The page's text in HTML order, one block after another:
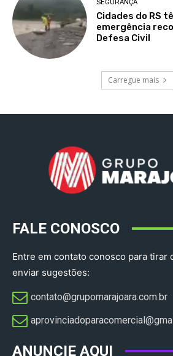
SEGURANÇA
Cidades do RS
emergência
Defesa Civil
Carregue mais
FALE CONOSCO
Entre em contato conosco para tirar
enviar sugestões:
contato@grupomarajoara.com.br
ANUNCIE AQUI